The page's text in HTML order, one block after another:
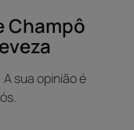
Champô
sua opinião é